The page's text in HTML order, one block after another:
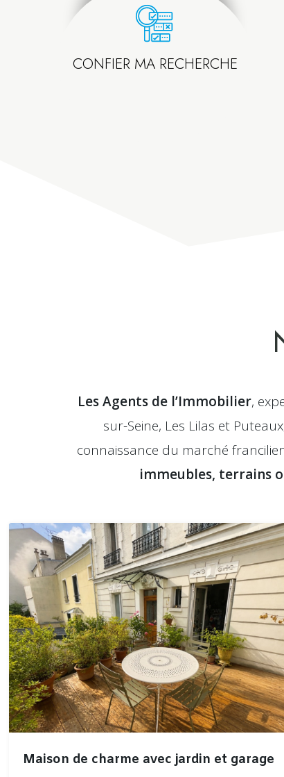
CONFIER MA RECHERCHE
Les Agents de l’Immobilier,
sur-Seine, Les Lilas et
connaissance du marché
immeubles, terrains
Maison de charme avec jardin et garage